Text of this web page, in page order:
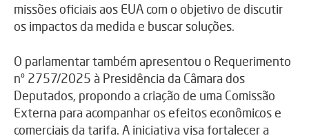
missões oficiais aos EUA com o objetivo de discutir
os impactos da medida e buscar soluções.
O parlamentar também apresentou o Requerimento
nº 2757/2025 à Presidência da Câmara dos
Deputados, propondo a criação de uma Comissão
Externa para acompanhar os efeitos econômicos e
comerciais da tarifa. A iniciativa visa fortalecer a